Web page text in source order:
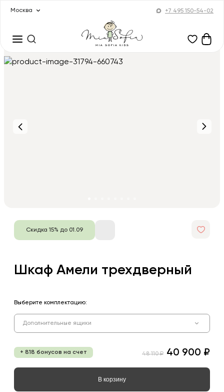
Москва +7 495 150-54-02
Скидка 15% до 01.09
Шкаф Амели трехдверный
Выберите комплектацию:
Дополнительные ящики
+ 818 бонусов на счет 48 110 ₽ 40 900 ₽
В корзину